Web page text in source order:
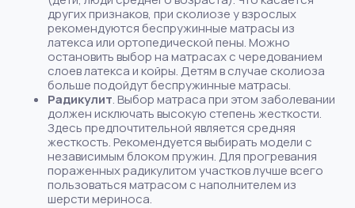
других признаков, при сколиозе у взрослых
рекомендуются беспружинные матрасы из
латекса или ортопедической пены. Можно
остановить выбор на матрасах с чередованием
слоев латекса и койры. Детям в случае сколиоза
больше подойдут беспружинные матрасы.
Радикулит. Выбор матраса при этом заболевании
должен исключать высокую степень жесткости.
Здесь предпочтительной является средняя
жесткость. Рекомендуется выбирать модели с
независимым блоком пружин. Для прогревания
пораженных радикулитом участков лучше всего
пользоваться матрасом с наполнителем из
шерсти мериноса.